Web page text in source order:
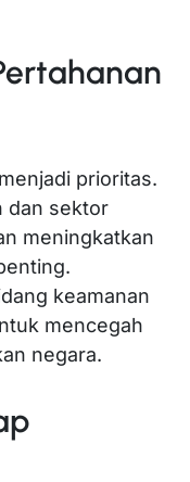
prioritas.
dan sektor
meningkatkan
keamanan
mencegah
negara.